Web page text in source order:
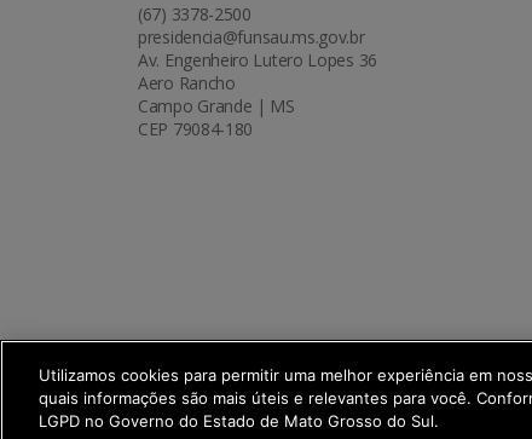
(67) 3378-2500
presidencia@funsau.ms.gov.br
Av. Engenheiro Lutero Lopes 36
Aero Rancho
Campo Grande | MS
CEP 79084-180
SETDIG | Secretaria-Executiva de
Utilizamos cookies para permitir uma melhor experiência em
quais informações são mais úteis e relevantes para você.
LGPD no Governo do Estado de Mato Grosso do Sul.